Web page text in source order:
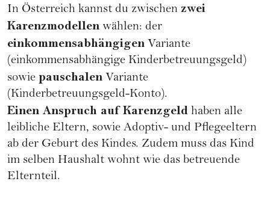
In Österreich kannst du zwischen zwei
Karenzmodellen wählen: der
einkommensabhängigen Variante
(einkommensabhängige Kinderbetreuungsgeld)
sowie pauschalen Variante
(Kinderbetreuungsgeld-Konto).
Einen Anspruch auf Karenzgeld haben alle
leibliche Eltern, sowie Adoptiv- und Pflegeeltern
ab der Geburt des Kindes. Zudem muss das Kind
im selben Haushalt wohnt wie das betreuende
Elternteil.